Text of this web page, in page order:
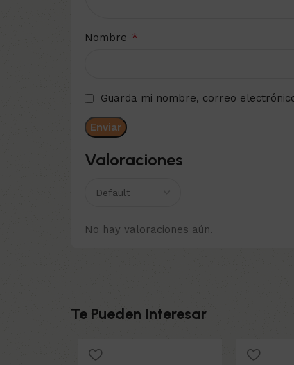
Valoraciones
No hay valoraciones aún.
Nombre *
Guarda mi nombre, correo
Te Pueden Interesar